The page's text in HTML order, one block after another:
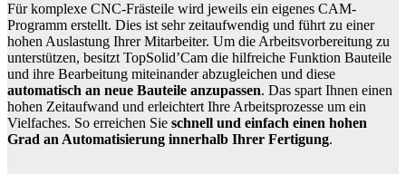
Für komplexe CNC-Frästeile wird jeweils ein eigenes CAM-
Programm erstellt. Dies ist sehr zeitaufwendig und führt zu einer
hohen Auslastung Ihrer Mitarbeiter. Um die Arbeitsvorbereitung zu
unterstützen, besitzt TopSolid’Cam die hilfreiche Funktion Bauteile
und ihre Bearbeitung miteinander abzugleichen und diese
automatisch an neue Bauteile anzupassen. Das spart Ihnen einen
hohen Zeitaufwand und erleichtert Ihre Arbeitsprozesse um ein
Vielfaches. So erreichen Sie schnell und einfach einen hohen
Grad an Automatisierung innerhalb Ihrer Fertigung.